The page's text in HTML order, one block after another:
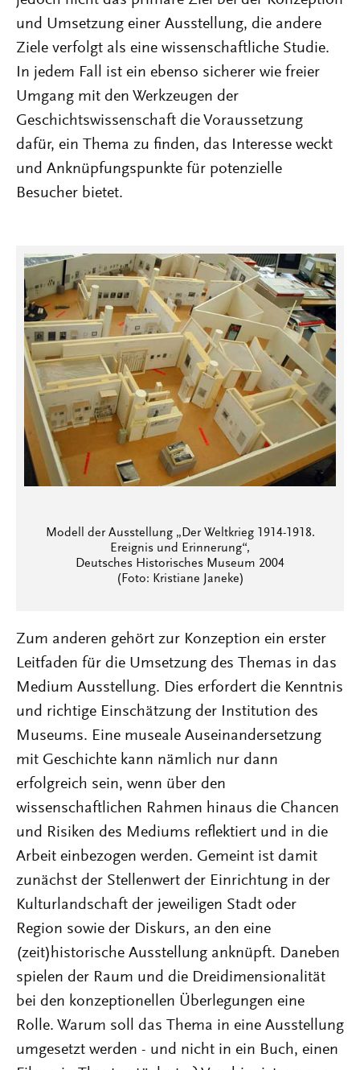
und Umsetzung einer Ausstellung, die andere
Ziele verfolgt als eine wissenschaftliche Studie.
In jedem Fall ist ein ebenso sicherer wie freier
Umgang mit den Werkzeugen der
Geschichtswissenschaft die Voraussetzung
dafür, ein Thema zu finden, das Interesse weckt
und Anknüpfungspunkte für potenzielle
Besucher bietet.
Modell der Ausstellung „Der Weltkrieg 1914-1918.
Ereignis und Erinnerung“,
Deutsches Historisches Museum 2004
(Foto: Kristiane Janeke)
Zum anderen gehört zur Konzeption ein erster
Leitfaden für die Umsetzung des Themas in das
Medium Ausstellung. Dies erfordert die Kenntnis
und richtige Einschätzung der Institution des
Museums. Eine museale Auseinandersetzung
mit Geschichte kann nämlich nur dann
erfolgreich sein, wenn über den
wissenschaftlichen Rahmen hinaus die Chancen
und Risiken des Mediums reflektiert und in die
Arbeit einbezogen werden. Gemeint ist damit
zunächst der Stellenwert der Einrichtung in der
Kulturlandschaft der jeweiligen Stadt oder
Region sowie der Diskurs, an den eine
(zeit)historische Ausstellung anknüpft. Daneben
spielen der Raum und die Dreidimensionalität
bei den konzeptionellen Überlegungen eine
Rolle. Warum soll das Thema in eine Ausstellung
umgesetzt werden - und nicht in ein Buch, einen